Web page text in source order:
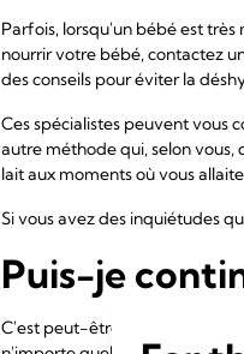
Parfois, lorsqu'un bébé est très
nourrir votre bébé, contactez
des conseils pour éviter la
Ces spécialistes peuvent vous
autre méthode qui, selon
lait aux moments où vous
Si vous avez des inquiétudes
Puis-je
C'est peut-être la dernière